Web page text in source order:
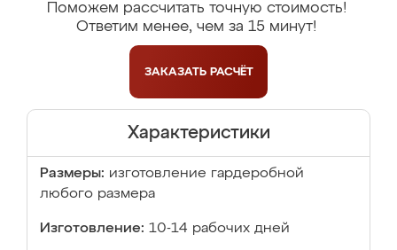
Поможем рассчитать точную стоимость!
Ответим менее, чем за 15 минут!
ЗАКАЗАТЬ РАСЧЁТ
Характеристики
Размеры: изготовление гардеробной
любого размера
Изготовление: 10-14 рабочих дней